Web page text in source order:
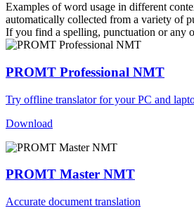
Examples of word usage in different
automatically collected from a variety of
If you find a spelling, punctuation or any
PROMT Professional NMT
Try offline translator for your PC and
Download
PROMT Master NMT
Accurate document translation